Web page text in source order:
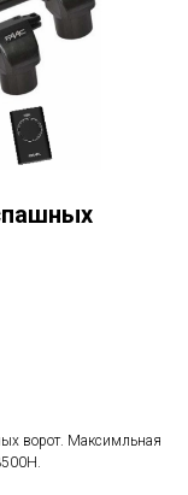
ворот. Максимльная